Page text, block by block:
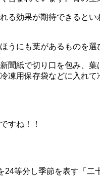
る効果が期待できるとい
うにも葉があるものを選
紙で切り口を包み、
凍用保存袋などに入れて
すね！！
等分し季節を表す「